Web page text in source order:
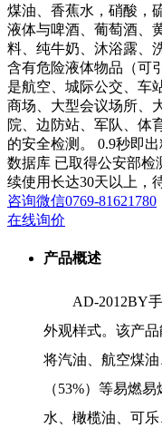
煤油、香蕉水，硝酸，
液体与啤酒、葡萄酒、
料、纯牛奶、沐浴露、
含有危险液体物品（可
是航空、城际公交、车
商场、大型会议场所、
院、边防站、军队、体
的安全检测。 0.9秒即
数据库 已取得公安部检
续使用长达30天以上，
咨询微信0769-81621780
在线询价
产品概述
AD-2012BY
外观样式。该产
将汽油、航空煤
（53%）等易燃
水、橄榄油、可